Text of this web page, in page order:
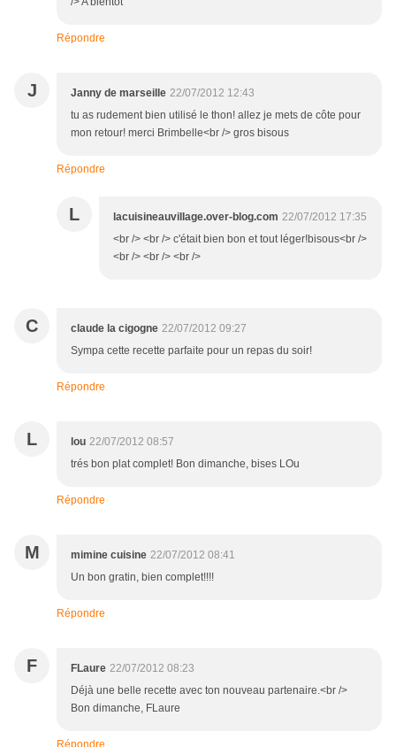
Répondre
J Janny de marseille 22/07/2012 12:43
tu as rudement bien utilisé le thon! allez je mets de côte pour
mon retour! merci Brimbelle<br /> gros bisous
Répondre
L lacuisineauvillage.over-blog.com 22/07/2012 17:35
<br /> <br /> c'était bien bon et tout léger!bisous<br />
<br /> <br /> <br />
C claude la cigogne 22/07/2012 09:27
Sympa cette recette parfaite pour un repas du soir!
Répondre
L lou 22/07/2012 08:57
trés bon plat complet! Bon dimanche, bises LOu
Répondre
M mimine cuisine 22/07/2012 08:41
Un bon gratin, bien complet!!!!
Répondre
F FLaure 22/07/2012 08:23
Déjà une belle recette avec ton nouveau partenaire.<br />
Bon dimanche, FLaure
Répondre